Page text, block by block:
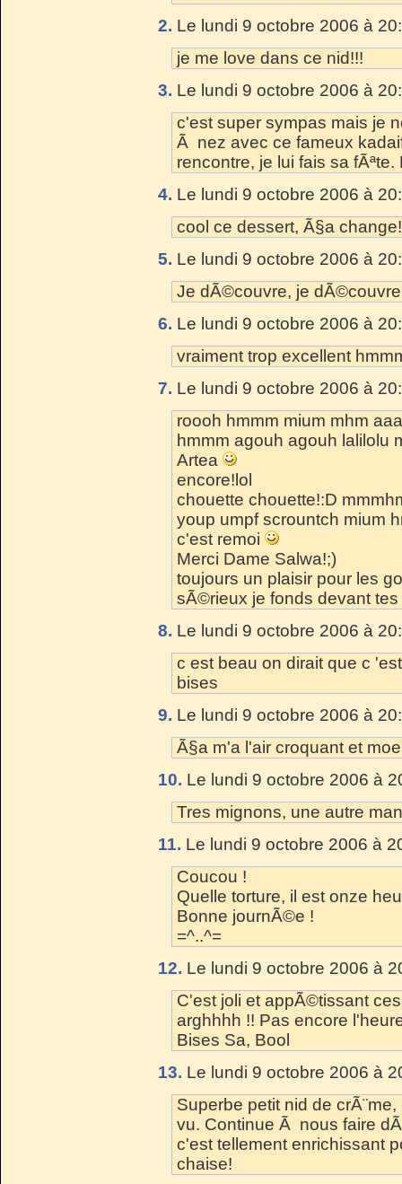
2. Le lundi 9 octobre 2006 à
je me love dans ce nid!!!
3. Le lundi 9 octobre 2006 à
c'est super sympas mais je
Ã nez avec ce fameux
rencontre, je lui fais sa fÃªte.
4. Le lundi 9 octobre 2006 à
cool ce dessert, Ã§a
5. Le lundi 9 octobre 2006 à
Je dÃ©couvre, je
6. Le lundi 9 octobre 2006 à
vraiment trop excellent
7. Le lundi 9 octobre 2006 à
roooh hmmm mium mhm
hmmm agouh agouh lalilolu
Artea
encore!lol
chouette chouette!:D
youp umpf scrountch mium
c'est remoi
Merci Dame Salwa!;)
toujours un plaisir pour les
sÃ©rieux je fonds devant tes
8. Le lundi 9 octobre 2006 à
c est beau on dirait que c
bises
9. Le lundi 9 octobre 2006 à
Ã§a m'a l'air croquant et
10. Le lundi 9 octobre 2006 à
Tres mignons, une autre
11. Le lundi 9 octobre 2006 à
Coucou !
Quelle torture, il est onze
Bonne journÃ©e !
=^..^=
12. Le lundi 9 octobre 2006 à
C'est joli et appÃ©tissant
arghhhh !! Pas encore
Bises Sa, Bool
13. Le lundi 9 octobre 2006 à
Superbe petit nid de
vu. Continue Ã nous faire
c'est tellement enrichissant
chaise!